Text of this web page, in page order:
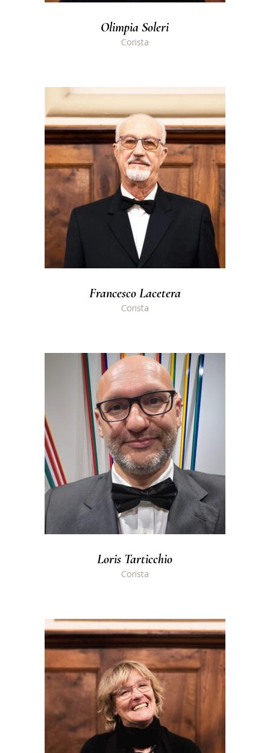
Olimpia Soleri
Corista
Francesco Lacetera
Corista
Loris Tarticchio
Corista